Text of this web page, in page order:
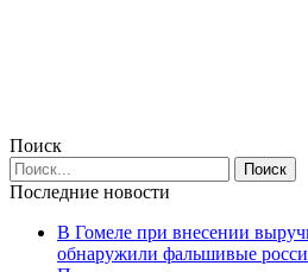
Поиск
Последние новости
В Гомеле при внесении
обнаружили фальшивые